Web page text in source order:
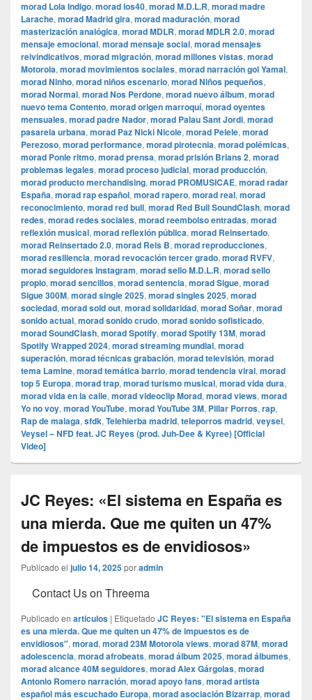
morad Lola Indigo, morad los40, morad M.D.L.R, morad madre
Larache, morad Madrid gira, morad maduración, morad
masterización analógica, morad MDLR, morad MDLR 2.0, morad
mensaje emocional, morad mensaje social, morad mensajes
reivindicativos, morad migración, morad millones vistas, morad
Motorola, morad movimientos sociales, morad narración gol Yamal,
morad Ninho, morad niños escenario, morad Niños pequeños,
morad Normal, morad Nos Perdone, morad nuevo álbum, morad
nuevo tema Contento, morad origen marroquí, morad oyentes
mensuales, morad padre Nador, morad Palau Sant Jordi, morad
pasarela urbana, morad Paz Nicki Nicole, morad Pelele, morad
Perezoso, morad performance, morad pirotecnia, morad polémicas,
morad Ponle ritmo, morad prensa, morad prisión Brians 2, morad
problemas legales, morad proceso judicial, morad producción,
morad producto merchandising, morad PROMUSICAE, morad radar
España, morad rap español, morad rapero, morad real, morad
reconocimiento, morad red bull, morad Red Bull SoundClash, morad
redes, morad redes sociales, morad reembolso entradas, morad
reflexión musical, morad reflexión pública, morad Reinsertado,
morad Reinsertado 2.0, morad Rels B, morad reproducciones,
morad resiliencia, morad revocación tercer grado, morad RVFV,
morad seguidores Instagram, morad sello M.D.L.R, morad sello
propio, morad sencillos, morad sentencia, morad Sigue, morad
Sigue 300M, morad single 2025, morad singles 2025, morad
sociedad, morad sold out, morad solidaridad, morad Soñar, morad
sonido actual, morad sonido crudo, morad sonido sofisticado,
morad SoundClash, morad Spotify, morad Spotify 13M, morad
Spotify Wrapped 2024, morad streaming mundial, morad
superación, morad técnicas grabación, morad televisión, morad
tema Lamine, morad temática barrio, morad tendencia viral, morad
top 5 Europa, morad trap, morad turismo musical, morad vida dura,
morad vida en la calle, morad videocli‏p Morad, morad views, morad
Yo no voy, morad YouTube, morad YouTube 3M, Pillar Porros, rap,
Rap de malaga, sfdk, Telehierba madrid, teleporros madrid, veysel,
Veysel – NFD feat. JC Reyes (prod. Juh-Dee & Kyree) [Official
Video]
JC Reyes: «El sistema en España es
una mierda. Que me quiten un 47%
de impuestos es de envidiosos»
Publicado el julio 14, 2025poradmin
Contact Us on Threema
Publicado en articulos | Etiquetado JC Reyes: "El sistema en España
es una mierda. Que me quiten un 47% de impuestos es de
envidiosos", morad, morad 23M Motorola views, morad 87M, morad
adolescencia, morad afrobeats, morad álbum 2025, morad álbumes,
morad alcance 40M seguidores, morad Alex Gárgolas, morad
Antonio Romero narración, morad apoyo fans, morad artista
español más escuchado Europa, morad asociación Bizarrap, morad